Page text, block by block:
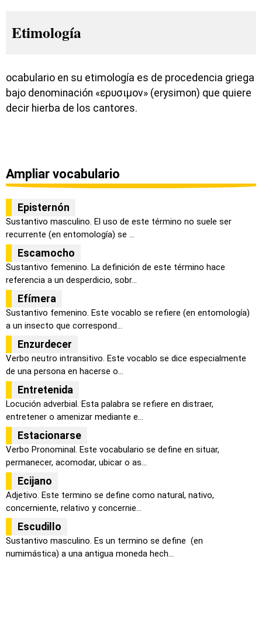
Etimología
ocabulario en su etimología es de procedencia griega
bajo denominación «ερυσιμον» (erysimon) que quiere
decir hierba de los cantores.
Ampliar vocabulario
Episternón
Sustantivo masculino. El uso de este término no suele ser
recurrente (en entomología) se ...
Escamocho
Sustantivo femenino. La definición de este término hace
referencia a un desperdicio, sobr...
Efímera
Sustantivo femenino. Este vocablo se refiere (en entomología)
a un insecto que correspond...
Enzurdecer
Verbo neutro intransitivo. Este vocablo se dice especialmente
de una persona en hacerse o...
Entretenida
Locución adverbial. Esta palabra se refiere en distraer,
entretener o amenizar mediante e...
Estacionarse
Verbo Pronominal. Este vocabulario se define en situar,
permanecer, acomodar, ubicar o as...
Ecijano
Adjetivo. Este termino se define como natural, nativo,
concerniente, relativo y concernie...
Escudillo
Sustantivo masculino. Es un termino se define (en
numimástica) a una antigua moneda hech...